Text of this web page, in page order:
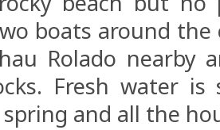
boats around
Rolado nearby
Fresh water is
and all the